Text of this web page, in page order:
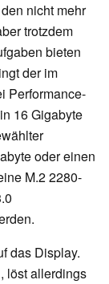
nicht mehr
trotzdem
bieten
der im
Performance-
16 Gigabyte
oder einen
M.2 2280-
das Display.
löst allerdings